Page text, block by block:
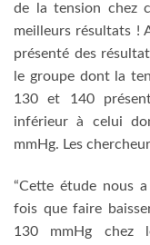
de la tension chez
meilleurs résultats !
présenté des
le groupe dont la
130 et 140
inférieur à celui
mmHg. Les
“Cette étude nous
fois que faire
130 mmHg chez